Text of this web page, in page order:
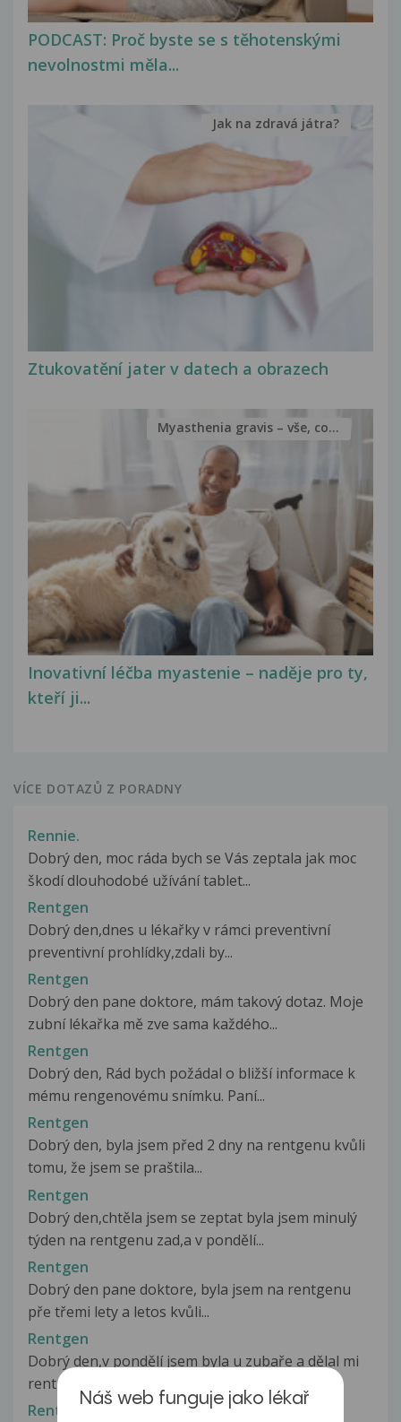
PODCAST: Proč byste se s těhotenskými
nevolnostmi měla...
Ztukovatění jater v datech a obrazech
Jak na zdravá játra?
Inovativní léčba myastenie – naděje pro ty,
kteří ji...
Myasthenia gravis – vše, co...
VÍCE DOTAZŮ Z PORADNY
Rennie.
Dobrý den, moc ráda bych se Vás zeptala jak moc
škodí dlouhodobé užívání tablet...
Rentgen
Dobrý den,dnes u lékařky v rámci preventivní
preventivní prohlídky,zdali by...
Rentgen
Dobrý den pane doktore, mám takový dotaz. Moje
zubní lékařka mě zve sama každého...
Rentgen
Dobrý den, Rád bych požádal o bližší informace k
mému rengenovému snímku. Paní...
Rentgen
Dobrý den, byla jsem před 2 dny na rentgenu kvůli
tomu, že jsem se praštila...
Rentgen
Dobrý den,chtěla jsem se zeptat byla jsem minulý
týden na rentgenu zad,a v pondělí...
Rentgen
Dobrý den pane doktore, byla jsem na rentgenu
pře třemi lety a letos kvůli...
Rentgen
Dobrý den,v pondělí jsem byla u zubaře a dělal mi
rentgen zubu,ptal se mně zda...
Rentgen
Náš web funguje jako lékař